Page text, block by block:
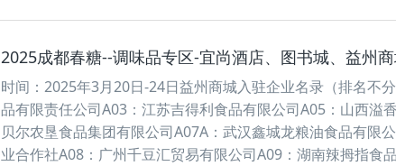
2025成都春糖--调味品专区-宜尚酒店、图书城、益州商
时间：2025年3月20日-24日益州商城入驻企业名录（排名不
品有限责任公司A03：江苏吉得利食品有限公司A05：山西溢
贝尔农垦食品集团有限公司A07A：武汉鑫城龙粮油食品有限
业合作社A08：广州千豆汇贸易有限公司A09：湖南辣拇指食